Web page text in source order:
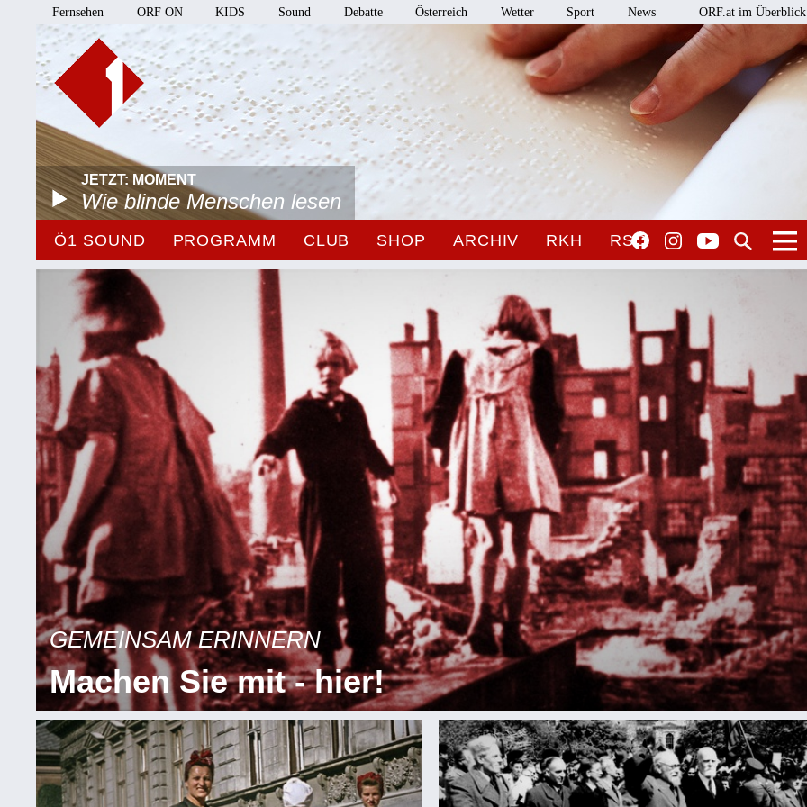
Fernsehen ORF ON KIDS Sound Debatte Österreich Wetter Sport News ORF.at im Überblick
JETZT: MOMENT
Wie blinde Menschen lesen
Ö1 SOUND PROGRAMM CLUB SHOP ARCHIV RKH RSO
GEMEINSAM ERINNERN
Machen Sie mit - hier!